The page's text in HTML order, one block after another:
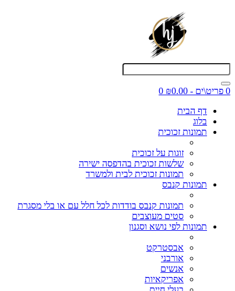
0 פריט\ים - ₪0.00
0
דף הבית
בלוג
תמונות זכוכית
זוגות על זכוכית
שלשות זכוכית בהדפסה ישירה
תמונות זכוכית לבית ולמשרד
תמונות קנבס
תמונות קנבס בודדות לכל חלל עם או בלי מסגרת
סטים מעוצבים
תמונות לפי נושא וסגנון
אבסטרקט
אורבני
אנשים
אפריקאיות